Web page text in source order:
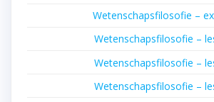
Wetenschapsfilosofie –
Wetenschapsfilosofie –
Wetenschapsfilosofie –
Wetenschapsfilosofie –